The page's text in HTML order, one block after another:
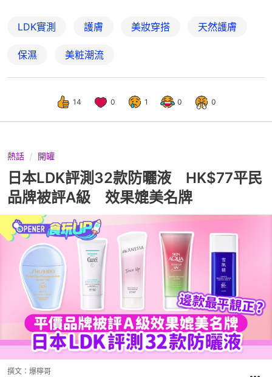
LDK實測 護膚 美妝穿搭 天然護膚
保濕 美粧潮流
14 0 1 0 0
熱話 開罐
日本LDK評測32款防曬液 HK$77平民
品牌被評A級 效果媲美名牌
撰文： 爆檸哥